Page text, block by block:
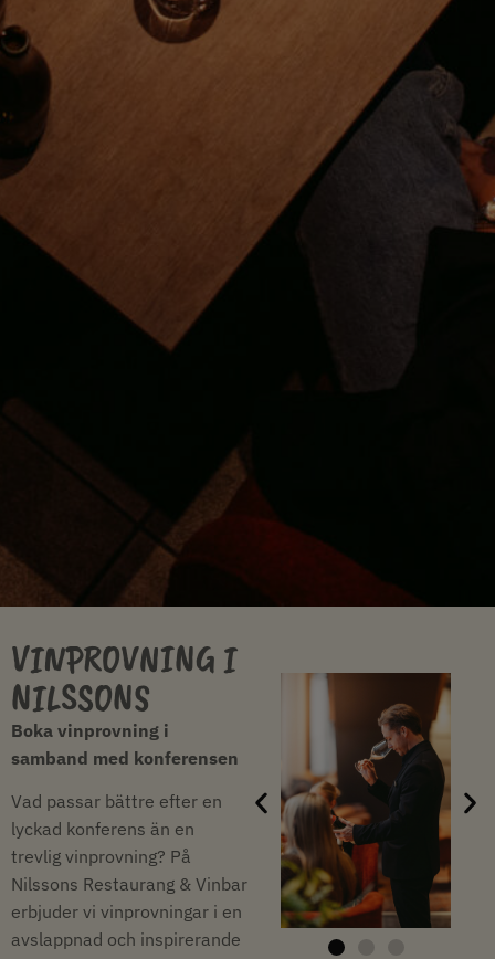
VINPROVNING I
NILSSONS
Boka vinprovning i
samband med konferensen
Vad passar bättre efter en
lyckad konferens än en
trevlig vinprovning? På
Nilssons Restaurang & Vinbar
erbjuder vi vinprovningar i en
avslappnad och inspirerande